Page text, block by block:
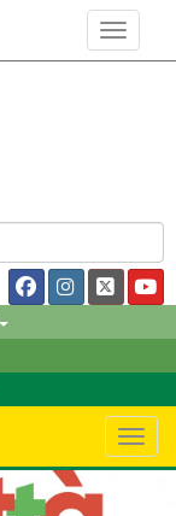
Toggle